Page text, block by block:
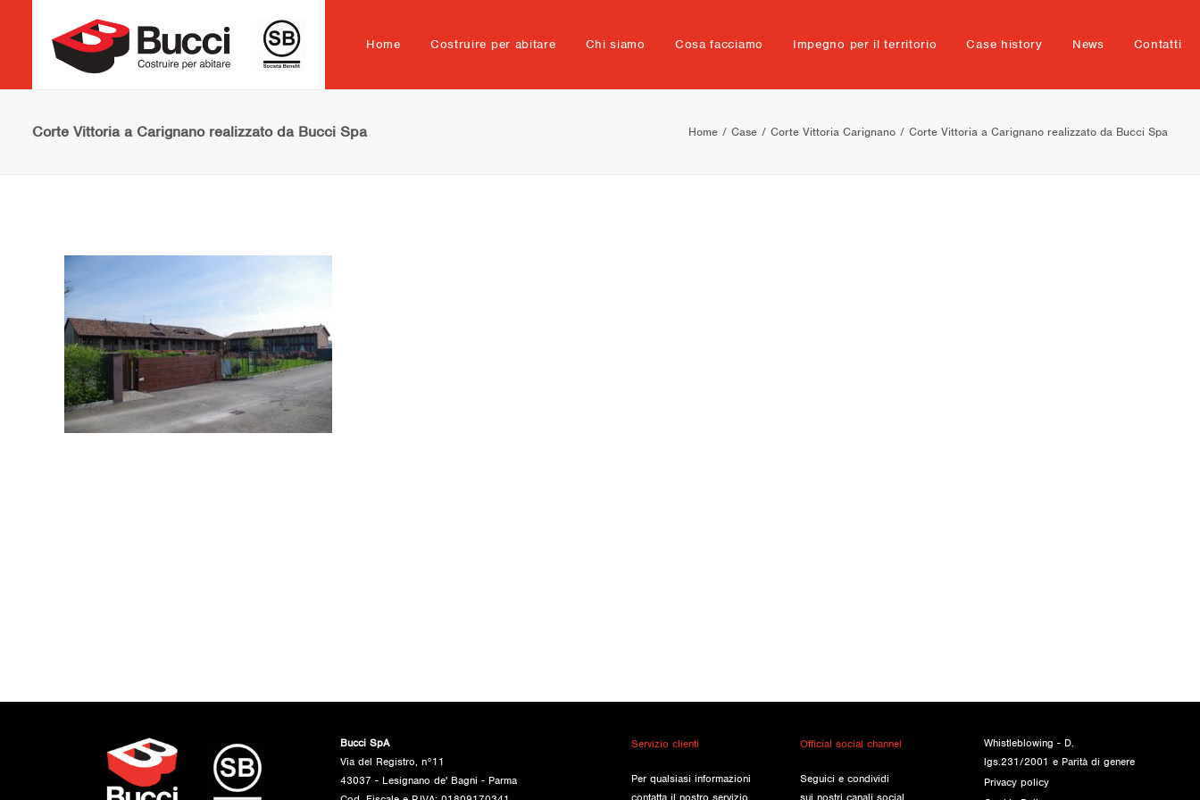
Home Costruire per abitare Chi siamo Cosa facciamo Impegno per il territorio Case history News Contatti
Corte Vittoria a Carignano realizzato da Bucci Spa Home Case Corte Vittoria Carignano Corte Vittoria a Carignano realizzato da Bucci Spa
Bucci SpA
Via del Registro, n°11
43037 - Lesignano de' Bagni - Parma
Servizio clienti
Per qualsiasi informazioni
Official social channel
Seguici e condividi
Whistleblowing - D.
lgs.231/2001 e Parità di genere
Privacy policy